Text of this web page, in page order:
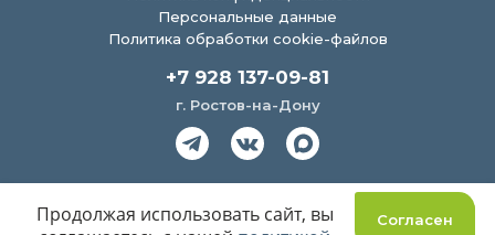
Персональные данные
Политика обработки cookie-файлов
+7 928 137-09-81
г. Ростов-на-Дону
Согласен
Продолжая использовать сайт, вы